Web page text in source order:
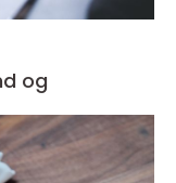
og